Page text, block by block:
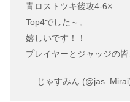
青ロストツキ後攻4-6×
Top4でした～。
嬉しいです！！
プレイヤーとジャッジの
— じゃすみん